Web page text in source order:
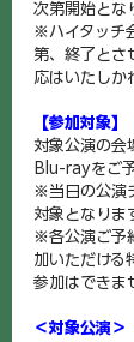
次第開始とな
※ハイタッチ
第、終了とさ
応はいたしか
【参加対象】
対象公演の会
Blu-rayをご
※当日の公演
対象となりま
※各公演ご予
加いただける
参加はできま
＜対象公演＞